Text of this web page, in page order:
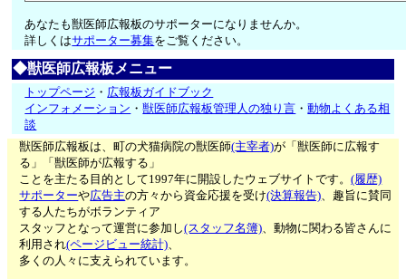
あなたも獣医師広報板のサポーターになりませんか。
詳しくはサポーター募集をご覧ください。
◆獣医師広報板メニュー
トップページ ・ 広報板ガイドブック
インフォメーション ・獣医師広報板管理人の独り言 ・動物よくある相
談
獣医師広報板は、町の犬猫病院の獣医師(主宰者)が「獣医師に広報す
る」「獣医師が広報する」
ことを主たる目的として1997年に開設したウェブサイトです。(履歴)
サポーターや広告主の方々から資金応援を受け(決算報告)、趣旨に賛同
する人たちがボランティア
スタッフとなって運営に参加し(スタッフ名簿)、動物に関わる皆さんに
利用され(ページビュー統計)、
多くの人々に支えられています。